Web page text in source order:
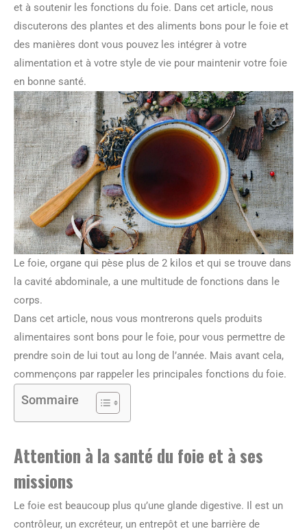
et à soutenir les fonctions du foie. Dans cet article, nous
discuterons des plantes et des aliments bons pour le foie et
des manières dont vous pouvez les intégrer à votre
alimentation et à votre style de vie pour maintenir votre foie
en bonne santé.
Le foie, organe qui pèse plus de 2 kilos et qui se trouve dans
la cavité abdominale, a une multitude de fonctions dans le
corps.
Dans cet article, nous vous montrerons quels produits
alimentaires sont bons pour le foie, pour vous permettre de
prendre soin de lui tout au long de l’année. Mais avant cela,
commençons par rappeler les principales fonctions du foie.
Sommaire
Attention à la santé du foie et à ses
missions
Le foie est beaucoup plus qu’une glande digestive. Il est un
contrôleur, un excréteur, un entrepôt et une barrière de